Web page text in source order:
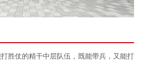
胜仗的精干中层队伍，既能带兵，又能打